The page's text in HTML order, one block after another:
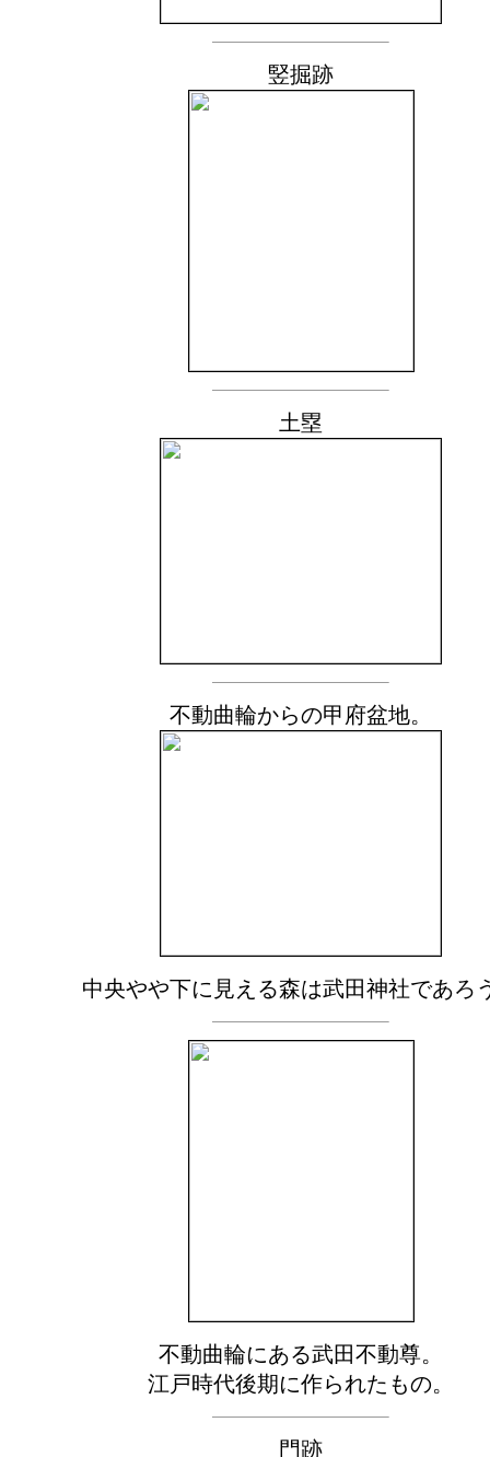
竪掘跡
土塁
不動曲輪からの甲府盆地。
中央やや下に見える森は武田神社であろ
不動曲輪にある武田不動尊。
江戸時代後期に作られたもの。
門跡